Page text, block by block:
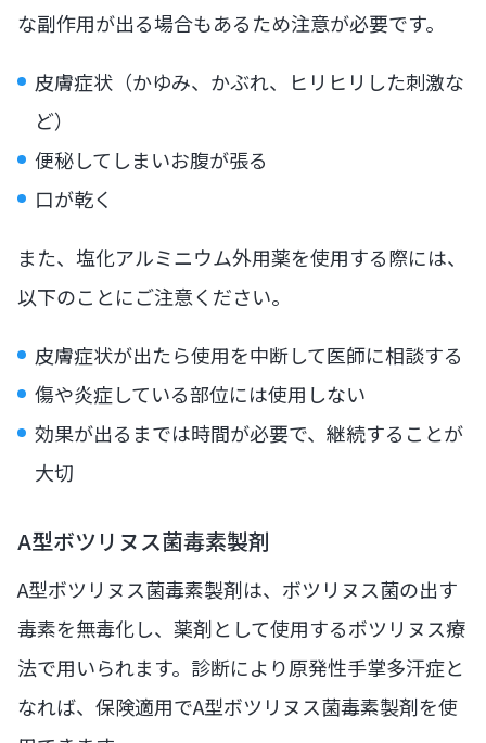
な副作用が出る場合もあるため注意が必要です。
皮膚症状（かゆみ、かぶれ、ヒリヒリした刺激な
ど）
便秘してしまいお腹が張る
口が乾く
また、塩化アルミニウム外用薬を使用する際には、
以下のことにご注意ください。
皮膚症状が出たら使用を中断して医師に相談する
傷や炎症している部位には使用しない
効果が出るまでは時間が必要で、継続することが
大切
A型ボツリヌス菌毒素製剤
A型ボツリヌス菌毒素製剤は、ボツリヌス菌の出す
毒素を無毒化し、薬剤として使用するボツリヌス療
法で用いられます。診断により原発性手掌多汗症と
なれば、保険適用でA型ボツリヌス菌毒素製剤を使